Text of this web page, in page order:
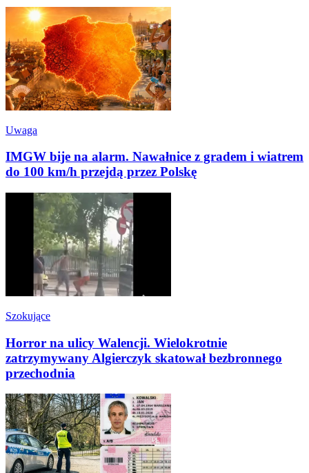
Uwaga
IMGW bije na alarm. Nawałnice z gradem i wiatrem
do 100 km/h przejdą przez Polskę
Szokujące
Horror na ulicy Walencji. Wielokrotnie
zatrzymywany Algierczyk skatował bezbronnego
przechodnia